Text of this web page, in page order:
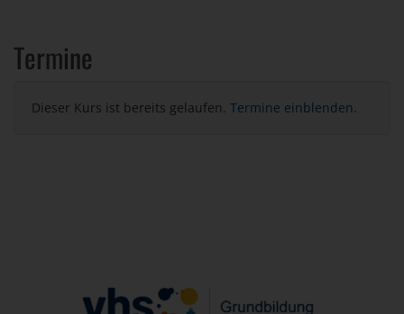
Termine
Dieser Kurs ist bereits gelaufen. Termine einblenden.